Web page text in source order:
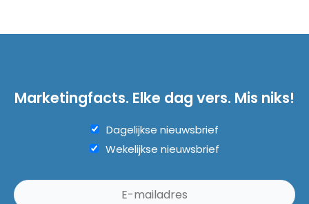
Marketingfacts. Elke dag vers. Mis niks!
Dagelijkse nieuwsbrief
Wekelijkse nieuwsbrief